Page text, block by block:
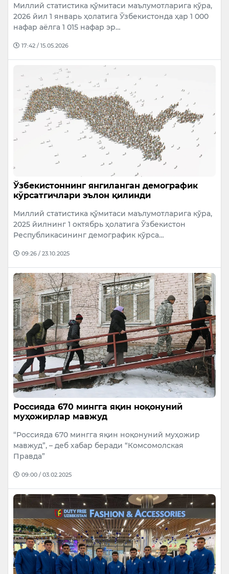
Миллий статистика қўмитаси маълумотларига кўра,
2026 йил 1 январь ҳолатига Ўзбекистонда ҳар 1 000
нафар аёлга 1 015 нафар эр…
17:42 / 15.05.2026
Ўзбекистоннинг янгиланган демографик
кўрсатгичлари эълон қилинди
Миллий статистика қўмитаси маълумотларига кўра,
2025 йилнинг 1 октябрь ҳолатига Ўзбекистон
Республикасининг демографик кўрса…
09:26 / 23.10.2025
Россияда 670 мингга яқин ноқонуний
муҳожирлар мавжуд
“Россияда 670 мингга яқин ноқонуний муҳожир
мавжуд”, – деб хабар беради “Комсомолская
Правда”
09:00 / 03.02.2025